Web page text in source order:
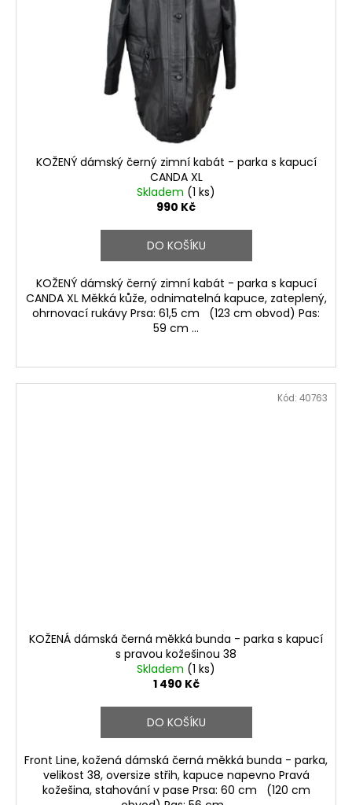
KOŽENÝ dámský černý zimní kabát - parka s kapucí
CANDA XL
Skladem (1 ks)
990 Kč
DO KOŠÍKU
KOŽENÝ dámský černý zimní kabát - parka s kapucí
CANDA XL Měkká kůže, odnimatelná kapuce, zateplený,
ohrnovací rukávy Prsa: 61,5 cm (123 cm obvod) Pas:
59 cm ...
KOŽENÁ dámská černá měkká bunda - parka s kapucí
s pravou kožešinou 38
Skladem (1 ks)
1 490 Kč
DO KOŠÍKU
Front Line, kožená dámská černá měkká bunda - parka,
velikost 38, oversize střih, kapuce napevno Pravá
kožešina, stahování v pase Prsa: 60 cm (120 cm
Kód: 40763